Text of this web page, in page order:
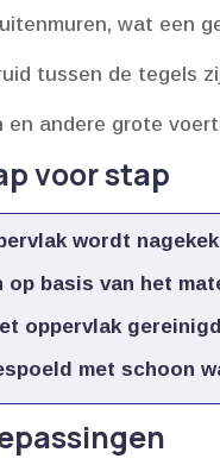
wat een
tussen de tegels
en andere grote
voor stap
wordt
basis van het
oppervlak
met schoon